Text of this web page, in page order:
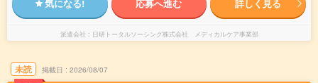
気になる! 応募へ進む 詳しく見る
派遣会社 日研トータルソーシング株式会社 メディカルケア事業部
未読 掲載日 2026/08/07